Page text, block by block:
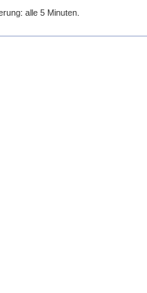
alle 5 Minuten.